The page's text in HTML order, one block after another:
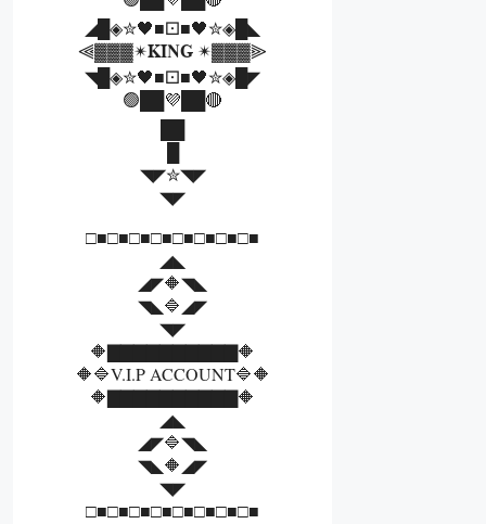
◢█◈✮🖤■⚀■🖤✮◈█◣
⫷▓▓▓✴𝐊𝐈𝐍𝐆 ✴▓▓▓⫸
◥█◈✮🖤■⚀■🖤✮◈█◤
🟢██💜██🔴
◥◤✮◥◤
◥◤
□■□■□■□■□■□■□■□■
◢◣
◢◤🔶◥◣
◥◣🔷◢◤
◥◤
🔶▇▇▇▇▇▇▇▇▇▇🔶
🔶🔷V.I.P ACCOUNT🔷🔶
🔶▇▇▇▇▇▇▇▇▇▇🔶
◢◣
◢◤🔷◥◣
◥◣🔶◢◤
◥◤
□■□■□■□■□■□■□■□■